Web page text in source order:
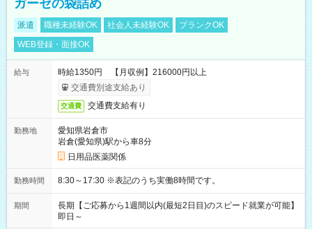
ガーゼの袋詰め
派遣 職種未経験OK 社会人未経験OK
ブランクOK
WEB登録・面接OK
給与
時給1350円 【月収例】216000円以上
交通費別途支給あり
交通費 交通費支給有り
勤務地
愛知県岩倉市
岩倉(愛知県)駅から車8分
日用品医薬関係
勤務時間 8:30～17:30 ※表記のうち実働8時間です。
期間
長期【ご応募から1週間以内(最短2日目)のスピード就業が可能】
即日～